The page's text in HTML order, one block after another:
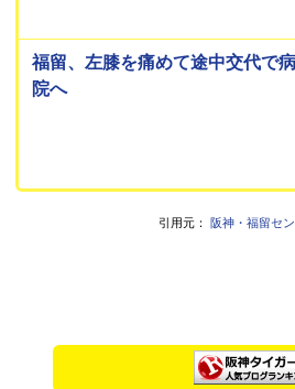
福留、左膝を痛めて途中交代で病
院へ
引用元： 阪神・福留セ